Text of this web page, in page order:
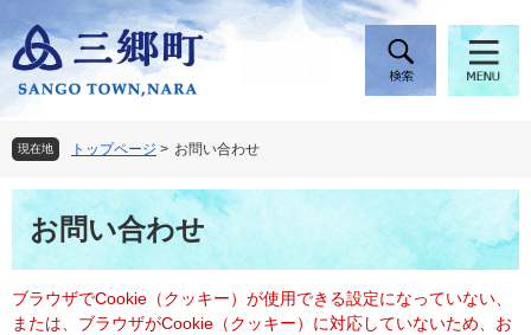
ー
ジ
頭
で
す
ニ
ュ
飛
ば
し
現在地 トップページ > お問い合わせ
本
文お問い合わせ
ブラウザでCookie（クッキー）が使用できる設定になっていない、
または、ブラウザがCookie（クッキー）に対応していないため、お